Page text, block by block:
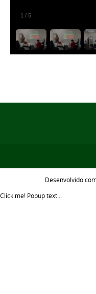
1 / 5
Desenvolvido
Click me! Popup text...